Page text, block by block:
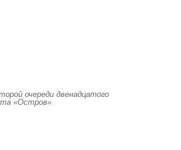
очереди двенадцатого
«Остров»